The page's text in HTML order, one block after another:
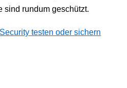
sind rundum geschützt.
testen oder sichern